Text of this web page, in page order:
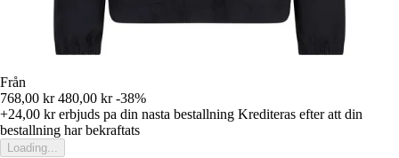
Från
768,00 kr 480,00 kr -38%
+24,00 krerbjuds pa din nasta bestallning Krediteras efter att din
bestallning har bekraftats
Loading...